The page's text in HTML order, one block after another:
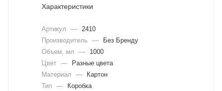
Характеристики
Артикул —
2410
Производитель
—
Без Бренду
Объем, мл
—
1000
Цвет —
Разные цвета
Материал
—
Картон
Тип
—
Коробка